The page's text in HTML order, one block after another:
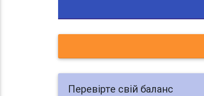
Перевірте свій баланс